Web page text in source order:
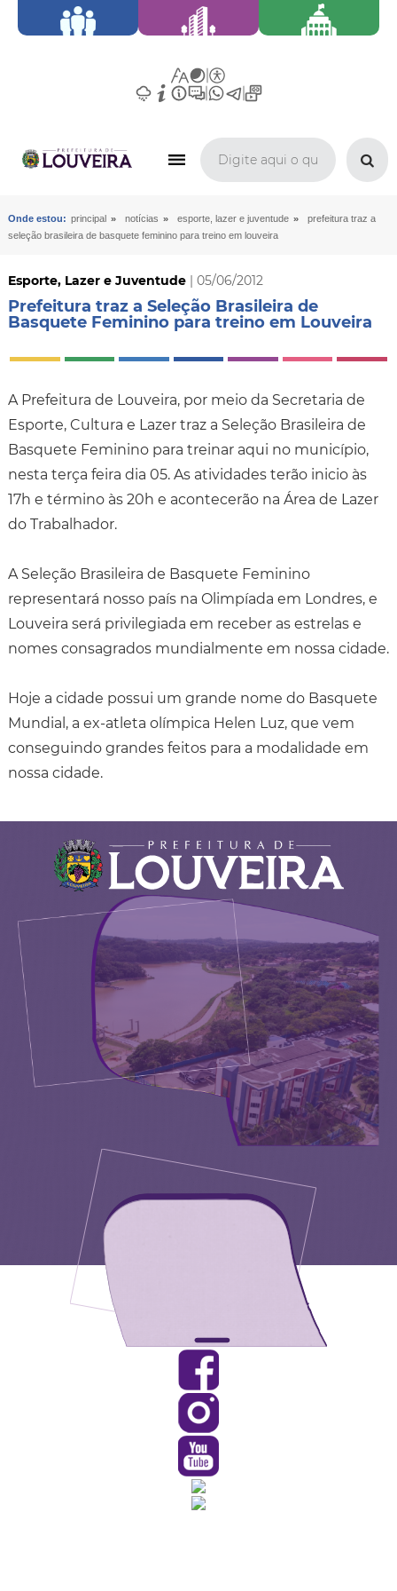
Onde estou: principal » notícias » esporte, lazer e juventude »
prefeitura traz a
seleção brasileira de basquete feminino para treino em louveira
Esporte, Lazer e Juventude| 05/06/2012
Prefeitura traz a Seleção Brasileira de
Basquete Feminino para treino em Louveira
A Prefeitura de Louveira, por meio da Secretaria de
Esporte, Cultura e Lazer traz a Seleção Brasileira de
Basquete Feminino para treinar aqui no município,
nesta terça feira dia 05. As atividades terão inicio às
17h e término às 20h e acontecerão na Área de Lazer
do Trabalhador.
A Seleção Brasileira de Basquete Feminino
representará nosso país na Olimpíada em Londres, e
Louveira será privilegiada em receber as estrelas e
nomes consagrados mundialmente em nossa cidade.
Hoje a cidade possui um grande nome do Basquete
Mundial, a ex-atleta olímpica Helen Luz, que vem
conseguindo grandes feitos para a modalidade em
nossa cidade.